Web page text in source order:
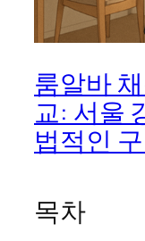
룸알바
교: 서울
법적인
목차